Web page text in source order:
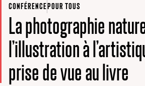
CONFÉRENCEPOUR TOUS
La photographie
l’illustration à
prise de vue au livre